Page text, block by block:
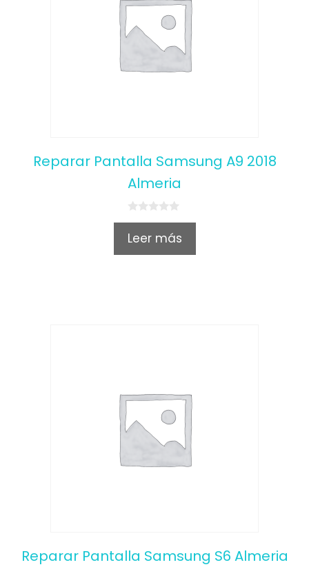
Reparar Pantalla Samsung A9 2018
Almeria
0
u
Leer más
Reparar Pantalla Samsung S6 Almeria